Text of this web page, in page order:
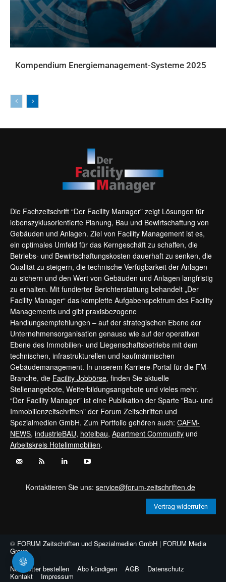
Kompendium Energiemanagement-Systeme 2025
Die Fachzeitschrift “Der Facility Manager” zeigt Lösungen für
lebenszyklusorientierte Planung, Bau und Bewirtschaftung von
Gebäuden und Anlagen. Ziel von Facility Management ist es,
ein optimales Umfeld für das Kerngeschäft zu schaffen, die
Betriebs- und Bewirtschaftungskosten dauerhaft zu senken, die
Qualität zu steigern, die technische Verfügbarkeit der Anlagen
zu sichern und den Wert von Gebäuden und Anlagen langfristig
zu erhalten. Mit fundierter Berichterstattung behandelt „Der
Facility Manager“ das komplette Aufgabenspektrum des Facility
Managements und gibt praxisbezogene
Handlungsempfehlungen – auf der strategischen Ebene der
Unternehmensorganisation genauso wie auf der operativen
Ebene des Immobilien- und Liegenschaftsbetriebs mit dem
technischen, infrastrukturellen und kaufmännischen
Gebäudemanagement. In unserem Karriere-Portal für die FM-
Branche, die Facility Jobbörse, finden Sie aktuelle
Stellenangebote, Weiterbildungsangebote und vieles mehr.
“Der Facility Manager” ist eine Publikation der Sparte "Bau- und
Immobilienzeitschriften" der Forum Zeitschriften und
Spezialmedien GmbH. Zum Portfolio gehören auch: CAFM-
NEWS, industrieBAU, hotelbau, Apartment Community und
Arbeitskreis Hotelimmobilien.
Kontaktieren Sie uns:service@forum-zeitschriften.de
Vertrag widerrufen
© FORUM Zeitschriften und Spezialmedien GmbH | FORUM Media
Group
Newsletter bestellen
Abo kündigen AGB Datenschutz
Kontakt Impressum